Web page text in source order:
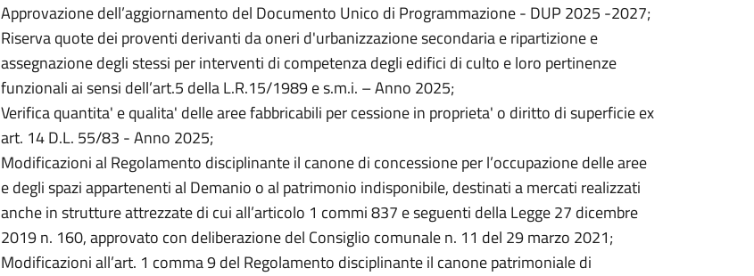
Approvazione dell’aggiornamento del Documento Unico di Programmazione - DUP 2025 -2027;
Riserva quote dei proventi derivanti da oneri d'urbanizzazione secondaria e ripartizione e
assegnazione degli stessi per interventi di competenza degli edifici di culto e loro pertinenze
funzionali ai sensi dell’art.5 della L.R.15/1989 e s.m.i. – Anno 2025;
Verifica quantita' e qualita' delle aree fabbricabili per cessione in proprieta' o diritto di superficie ex
art. 14 D.L. 55/83 - Anno 2025;
Modificazioni al Regolamento disciplinante il canone di concessione per l’occupazione delle aree
e degli spazi appartenenti al Demanio o al patrimonio indisponibile, destinati a mercati realizzati
anche in strutture attrezzate di cui all’articolo 1 commi 837 e seguenti della Legge 27 dicembre
2019 n. 160, approvato con deliberazione del Consiglio comunale n. 11 del 29 marzo 2021;
Modificazioni all’art. 1 comma 9 del Regolamento disciplinante il canone patrimoniale di